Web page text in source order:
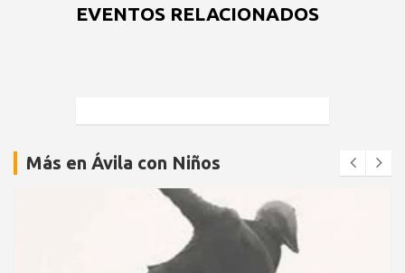
EVENTOS RELACIONADOS
Más en Ávila con Niños